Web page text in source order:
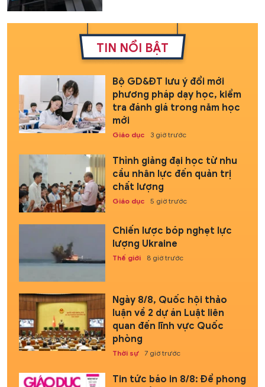
TIN NỔI BẬT
Bộ GD&ĐT lưu ý đổi mới
phương pháp dạy học, kiểm
tra đánh giá trong năm học
mới
Giáo dục 3 giờ trước
Thỉnh giảng đại học từ nhu
cầu nhân lực đến quản trị
chất lượng
Giáo dục 5 giờ trước
Chiến lược bóp nghẹt lực
lượng Ukraine
Thế giới 8 giờ trước
Ngày 8/8, Quốc hội thảo
luận về 2 dự án Luật liên
quan đến lĩnh vực Quốc
phòng
Thời sự 7 giờ trước
Tin tức báo in 8/8: Để phong